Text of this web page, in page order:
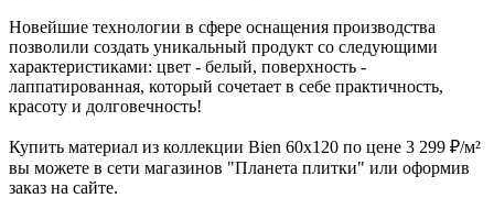
Новейшие технологии в сфере оснащения производства
позволили создать уникальный продукт со следующими
характеристиками: цвет - белый, поверхность -
лаппатированная, который сочетает в себе практичность,
красоту и долговечность!
Купить материал из коллекции Bien 60x120 по цене 3 299 ₽/м²
вы можете в сети магазинов "Планета плитки" или оформив
заказ на сайте.